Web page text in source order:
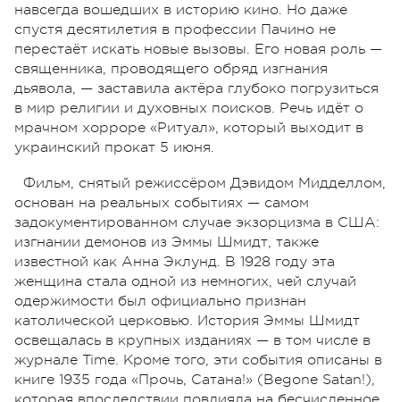
навсегда вошедших в историю кино. Но даже
спустя десятилетия в профессии Пачино не
перестаёт искать новые вызовы. Его новая роль —
священника, проводящего обряд изгнания
дьявола, — заставила актёра глубоко погрузиться
в мир религии и духовных поисков. Речь идёт о
мрачном хорроре «Ритуал», который выходит в
украинский прокат 5 июня.
Фильм, снятый режиссёром Дэвидом Мидделлом,
основан на реальных событиях — самом
задокументированном случае экзорцизма в США:
изгнании демонов из Эммы Шмидт, также
известной как Анна Эклунд. В 1928 году эта
женщина стала одной из немногих, чей случай
одержимости был официально признан
католической церковью. История Эммы Шмидт
освещалась в крупных изданиях — в том числе в
журнале Time. Кроме того, эти события описаны в
книге 1935 года «Прочь, Сатана!» (Begone Satan!),